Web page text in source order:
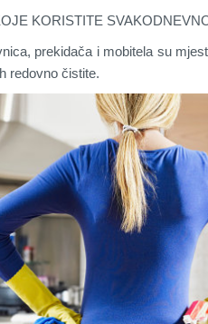
KORISTITE
prekidača i mobitela su
redovno čistite.